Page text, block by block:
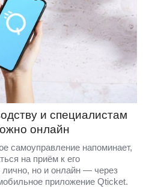
и специалистам
онлайн
самоуправление напоминает,
на приём к его
лично, но и онлайн — через
приложение Qticket.